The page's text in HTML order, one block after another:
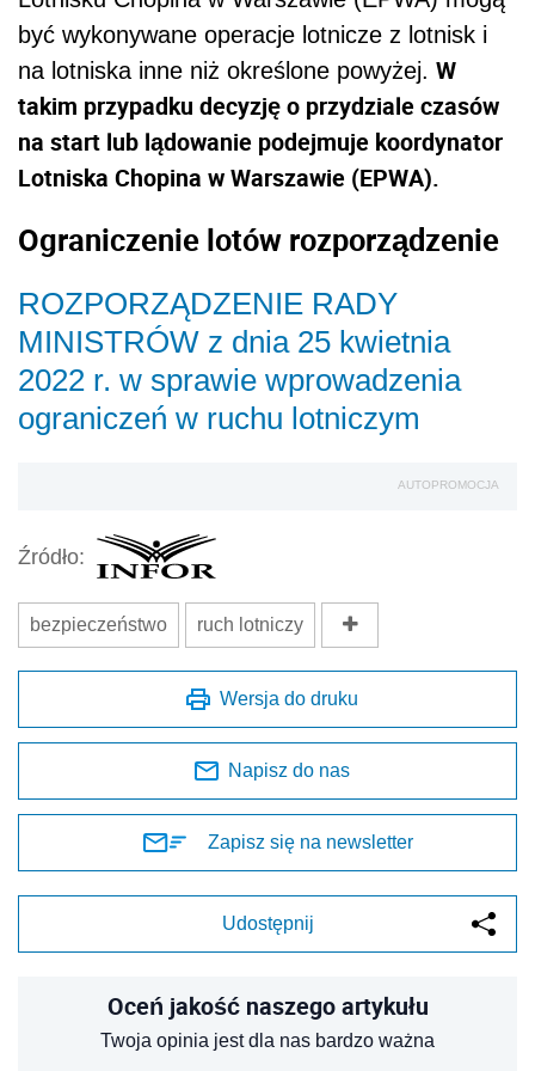
być wykonywane operacje lotnicze z lotnisk i
na lotniska inne niż określone powyżej. W
takim przypadku decyzję o przydziale czasów
na start lub lądowanie podejmuje koordynator
Lotniska Chopina w Warszawie (EPWA).
Ograniczenie lotów rozporządzenie
ROZPORZĄDZENIE RADY
MINISTRÓW z dnia 25 kwietnia
2022 r. w sprawie wprowadzenia
ograniczeń w ruchu lotniczym
AUTOPROMOCJA
Źródło:
bezpieczeństwo ruch lotniczy
Wersja do druku
Napisz do nas
Zapisz się na newsletter
Udostępnij
Oceń jakość naszego artykułu
Twoja opinia jest dla nas bardzo ważna